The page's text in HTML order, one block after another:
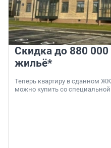
Скидка до 880 000
жильё*
Теперь квартиру в сданном
можно купить со